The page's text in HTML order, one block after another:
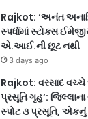
Rajkot: ‘અનંત
સ્પર્ધામાં સ્ટોક્સ
એ.આઈ.ની છૂટ નથી
3 days ago
Rajkot: વરસાદ
પ્રસૂતિ ગૃહ’:
સ્પોટ ૩ પ્રસૂતિ, એકનું